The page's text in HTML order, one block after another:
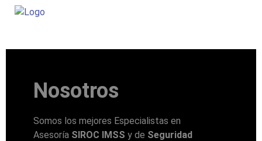
Nosotros
Somos los mejores Especialistas en
Asesoría SIROC IMSS y de Seguridad